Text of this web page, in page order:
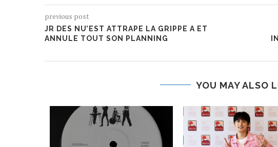
previous post
JR DES NU’EST ATTRAPE LA GRIPPE A ET
ANNULE TOUT SON PLANNING
YOU MAY ALSO